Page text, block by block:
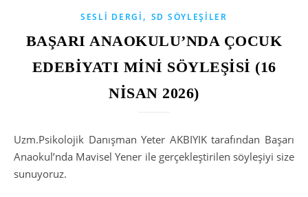
SESLI DERGI , SD SÖYLEŞILER
BAŞARI ANAOKULU’NDA ÇOCUK
EDEBİYATI MİNİ SÖYLEŞİSİ (16
NİSAN 2026)
Uzm.Psikolojik Danışman Yeter AKBIYIK tarafından Başarı
Anaokul’nda Mavisel Yener ile gerçekleştirilen söyleşiyi size
sunuyoruz.